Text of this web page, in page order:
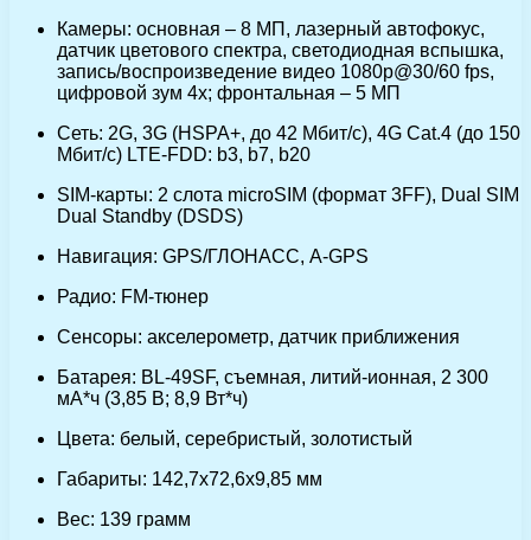
Камеры: основная – 8 МП, лазерный автофокус,
датчик цветового спектра, светодиодная вспышка,
запись/воспроизведение видео 1080p@30/60 fps,
цифровой зум 4х; фронтальная – 5 МП
Сеть: 2G, 3G (HSPA+, до 42 Мбит/с), 4G Cat.4 (до 150
Мбит/с) LTE-FDD: b3, b7, b20
SIM-карты: 2 слота microSIM (формат 3FF), Dual SIM
Dual Standby (DSDS)
Навигация: GPS/ГЛОНАСС, A-GPS
Радио: FM-тюнер
Сенсоры: акселерометр, датчик приближения
Батарея: BL-49SF, съемная, литий-ионная, 2 300
мА*ч (3,85 В; 8,9 Вт*ч)
Цвета: белый, серебристый, золотистый
Габариты: 142,7х72,6х9,85 мм
Вес: 139 грамм